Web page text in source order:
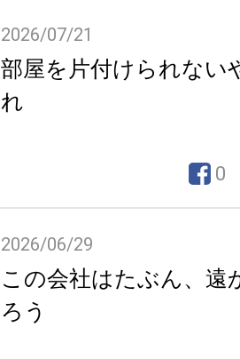
2026/07/21
部屋を片付けられない
れ
0
2026/06/29
この会社はたぶん、遠
ろう